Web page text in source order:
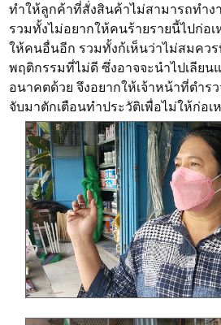
ทำให้ลูกค้าที่สั่งสินค้าไม่สามารถทำง
รวมทั้งไม่อยากให้คนร้ายรายนี้ไปก่อ
ให้คนอื่นอีก รวมทั้งก้เห็นว่าไม่สมควร
พฤติกรรมที่ไม่ดี ซึ่งอาจจะนำไปเลียน
อนาคตด้วย จึงอยากให้เจ้าหน้าที่ตำร
จับมาตักเตือนทำประวัติเพื่อไม่ให้ก่อเ